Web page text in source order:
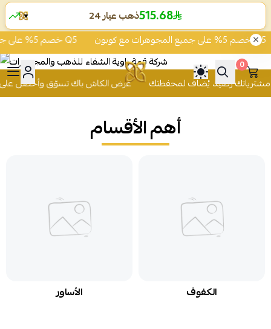
خصم 5% على جميع المجوهرات مع كوبون Q5 خصم 5% على جميع المجوهرات مع كوبون Q5
والمجوهرات
0
عرض الكاش باك تسوّق وأحصل على 2% من قيمة مشترياتك رصيد
أهم الأقسام
الأساور الكفوف
ذهب عيار 24515.68
▼